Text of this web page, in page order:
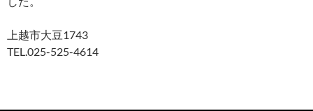
上越市大豆1743
TEL.025-525-4614